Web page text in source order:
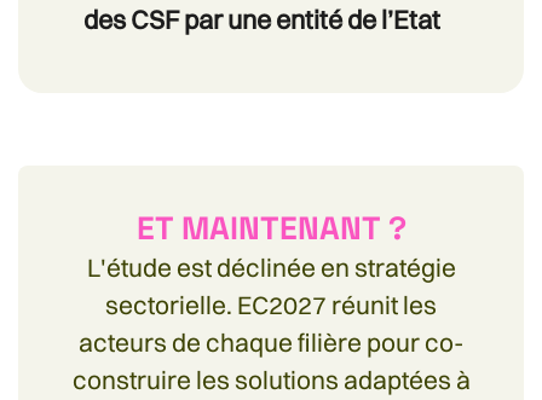
des CSF par une entité de l’Etat
ET MAINTENANT ?
L'étude est déclinée en stratégie
sectorielle. EC2027 réunit les
acteurs de chaque filière pour co-
construire les solutions adaptées à